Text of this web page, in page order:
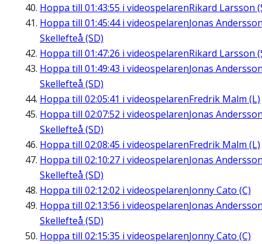
Hoppa till 01:43:55 i videospelarenRikard Larsson
Hoppa till 01:45:44i videospelarenJonas
Skellefteå (SD)
Hoppa till 01:47:26 i videospelarenRikard Larsson
Hoppa till 01:49:43 i videospelarenJonas
Skellefteå (SD)
Hoppa till 02:05:41 i videospelarenFredrik Malm (L)
Hoppa till 02:07:52 i videospelarenJonas
Skellefteå (SD)
Hoppa till 02:08:45 i videospelarenFredrik Malm (L)
Hoppa till 02:10:27 i videospelarenJonas
Skellefteå (SD)
Hoppa till 02:12:02 i videospelarenJonny Cato (C)
Hoppa till 02:13:56 i videospelarenJonas
Skellefteå (SD)
Hoppa till 02:15:35 i videospelarenJonny Cato (C)